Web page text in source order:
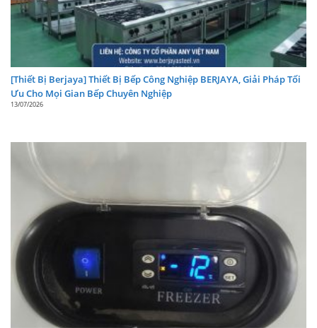
[Thiết Bị Berjaya] Thiết Bị Bếp Công Nghiệp BERJAYA, Giải Pháp Tối
Ưu Cho Mọi Gian Bếp Chuyên Nghiệp
13/07/2026